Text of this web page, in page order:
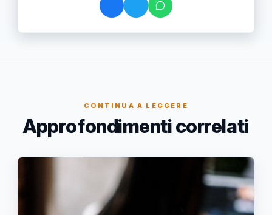
CONTINUA A LEGGERE
Approfondimenti correlati